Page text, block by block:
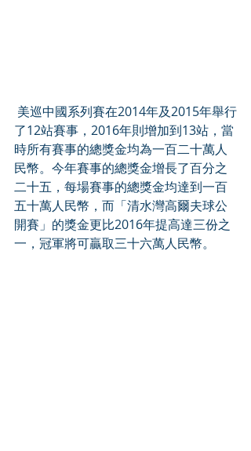
了12站賽事，2016年則增加到13站，當
時所有賽事的總獎金均為一百二十萬人
民幣。今年賽事的總獎金增長了百分之
二十五，每場賽事的總獎金均達到一百
五十萬人民幣，而「清水灣高爾夫球公
開賽」的獎金更比2016年提高達三份之
一，冠軍將可贏取三十六萬人民幣。